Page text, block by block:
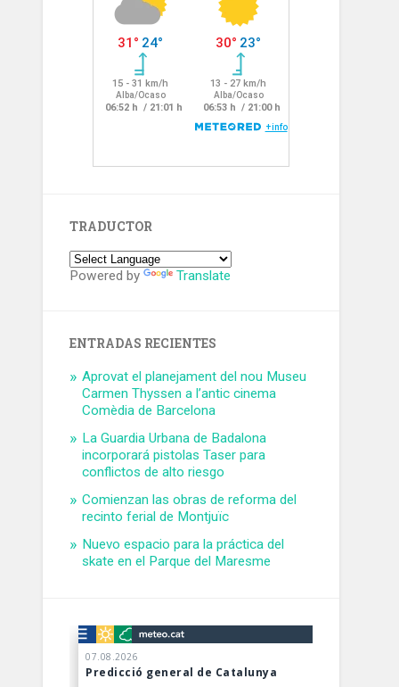
TRADUCTOR
Powered by Translate
ENTRADAS RECIENTES
Aprovat el planejament del nou Museu
Carmen Thyssen a l’antic cinema
Comèdia de Barcelona
La Guardia Urbana de Badalona
incorporará pistolas Taser para
conflictos de alto riesgo
Comienzan las obras de reforma del
recinto ferial de Montjuïc
Nuevo espacio para la práctica del
skate en el Parque del Maresme